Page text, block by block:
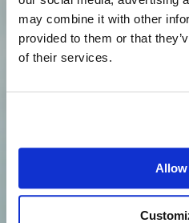
may combine it with other
provided to them or that
of their services.